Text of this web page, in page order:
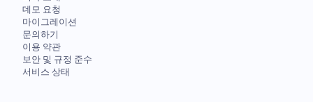
데모 요청
마이그레이션
문의하기
이용 약관
보안 및 규정 준수
서비스 상태